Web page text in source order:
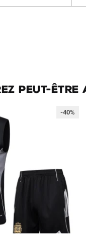
peut-être
-40%